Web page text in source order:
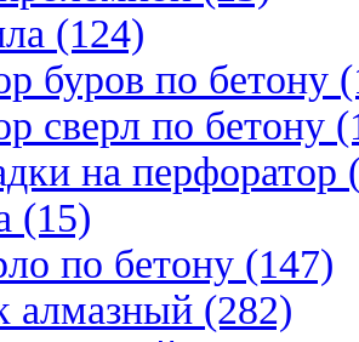
(124)
буров по бетону
сверл по бетону
на перфоратор
(15)
по бетону (147)
алмазный (282)